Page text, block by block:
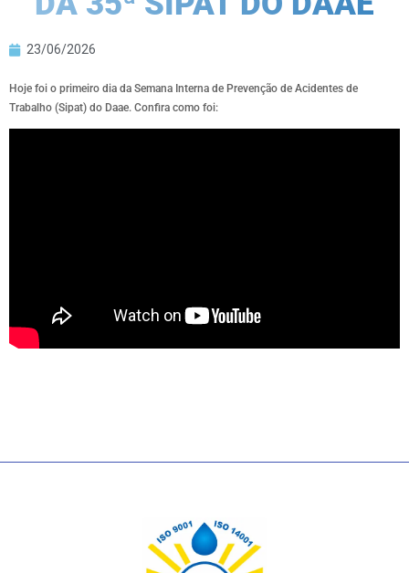
23/06/2026
Hoje foi o primeiro dia da Semana Interna de Prevenção de Acidentes de
Trabalho (Sipat) do Daae. Confira como foi: